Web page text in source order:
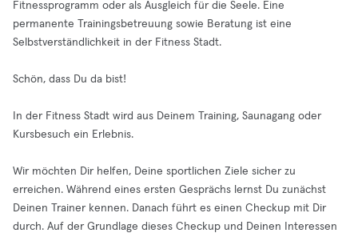
Fitnessprogramm oder als Ausgleich für die Seele. Eine
permanente Trainingsbetreuung sowie Beratung ist eine
Selbstverständlichkeit in der Fitness Stadt.
Schön, dass Du da bist!
In der Fitness Stadt wird aus Deinem Training, Saunagang oder
Kursbesuch ein Erlebnis.
Wir möchten Dir helfen, Deine sportlichen Ziele sicher zu
erreichen. Während eines ersten Gesprächs lernst Du zunächst
Deinen Trainer kennen. Danach führt es einen Checkup mit Dir
durch. Auf der Grundlage dieses Checkup und Deinen Interessen